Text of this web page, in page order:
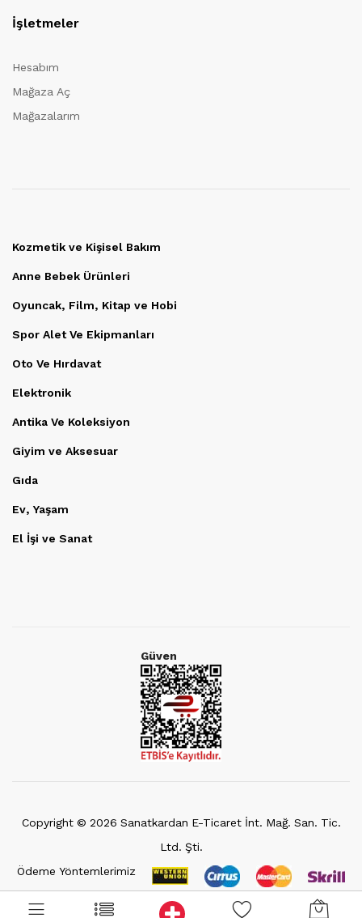
İşletmeler
Hesabım
Mağaza Aç
Mağazalarım
Kozmetik ve Kişisel Bakım
Anne Bebek Ürünleri
Oyuncak, Film, Kitap ve Hobi
Spor Alet Ve Ekipmanları
Oto Ve Hırdavat
Elektronik
Antika Ve Koleksiyon
Giyim ve Aksesuar
Gıda
Ev, Yaşam
El İşi ve Sanat
Güven
Copyright © 2026 Sanatkardan E-Ticaret İnt. Mağ. San. Tic.
Ltd. Şti.
Ödeme Yöntemlerimiz